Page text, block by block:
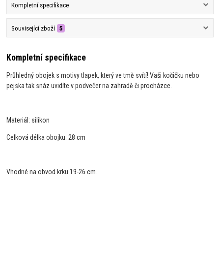
Kompletní specifikace
Související zboží 5
Kompletní specifikace
Průhledný obojek s motivy tlapek, který ve tmě svítí! Vaši kočičku nebo
pejska tak snáz uvidíte v podvečer na zahradě či procházce.
Materiál: silikon
Celková délka obojku: 28 cm
Vhodné na obvod krku 19-26 cm.